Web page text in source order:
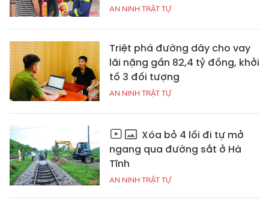
AN NINH TRẬT TỰ
Triệt phá đường dây cho vay
lãi nặng gần 82,4 tỷ đồng, khởi
tố 3 đối tượng
AN NINH TRẬT TỰ
Xóa bỏ 4 lối đi tự mở
ngang qua đường sắt ở Hà
Tĩnh
AN NINH TRẬT TỰ